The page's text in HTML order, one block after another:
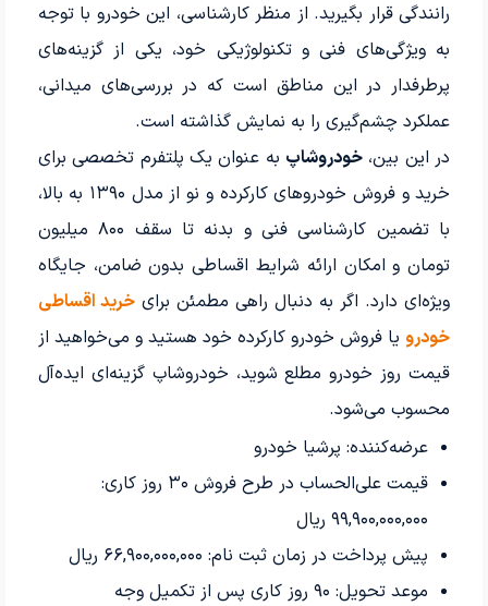
رانندگی قرار بگیرید. از منظر کارشناسی، این خودرو با توجه
به ویژگی‌های فنی و تکنولوژیکی خود، یکی از گزینه‌های
پرطرفدار در این مناطق است که در بررسی‌های میدانی،
عملکرد چشم‌گیری را به نمایش گذاشته است.
در این بین، خودروشاپ به عنوان یک پلتفرم تخصصی برای
خرید و فروش خودروهای کارکرده و نو از مدل ۱۳۹۰ به بالا،
با تضمین کارشناسی فنی و بدنه تا سقف ۸۰۰ میلیون
تومان و امکان ارائه شرایط اقساطی بدون ضامن، جایگاه
ویژه‌ای دارد. اگر به دنبال راهی مطمئن برایخرید اقساطی
خودرویا فروش خودرو کارکرده خود هستید و می‌خواهید از
قیمت روز خودرو مطلع شوید، خودروشاپ گزینه‌ای ایده‌آل
محسوب می‌شود.
عرضه‌کننده: پرشیا خودرو
قیمت علی‌الحساب در طرح فروش ۳۰ روز کاری:
۹۹,۹۰۰,۰۰۰,۰۰۰ریال
پیش پرداخت در زمان ثبت نام: ۶۶,۹۰۰,۰۰۰,۰۰۰ ریال
موعد تحویل: ۹۰روز کاری پس از تکمیل وجه